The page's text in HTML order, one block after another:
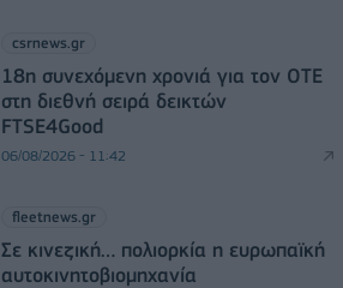
csrnews.gr
18η συνεχόμενη χρονιά για τον ΟΤΕ
στη διεθνή σειρά δεικτών
FTSE4Good
06/08/2026 - 11:42
fleetnews.gr
Σε κινεζική… πολιορκία η ευρωπαϊκή
αυτοκινητοβιομηχανία